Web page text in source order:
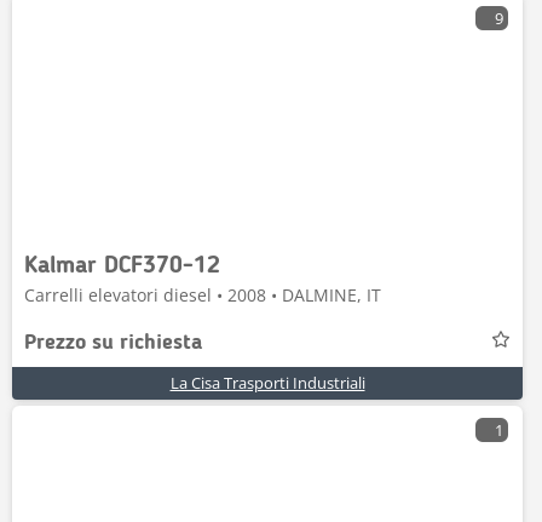
9
Kalmar DCF370-12
Carrelli elevatori diesel • 2008 • DALMINE, IT
Prezzo su richiesta
La Cisa Trasporti Industriali
1